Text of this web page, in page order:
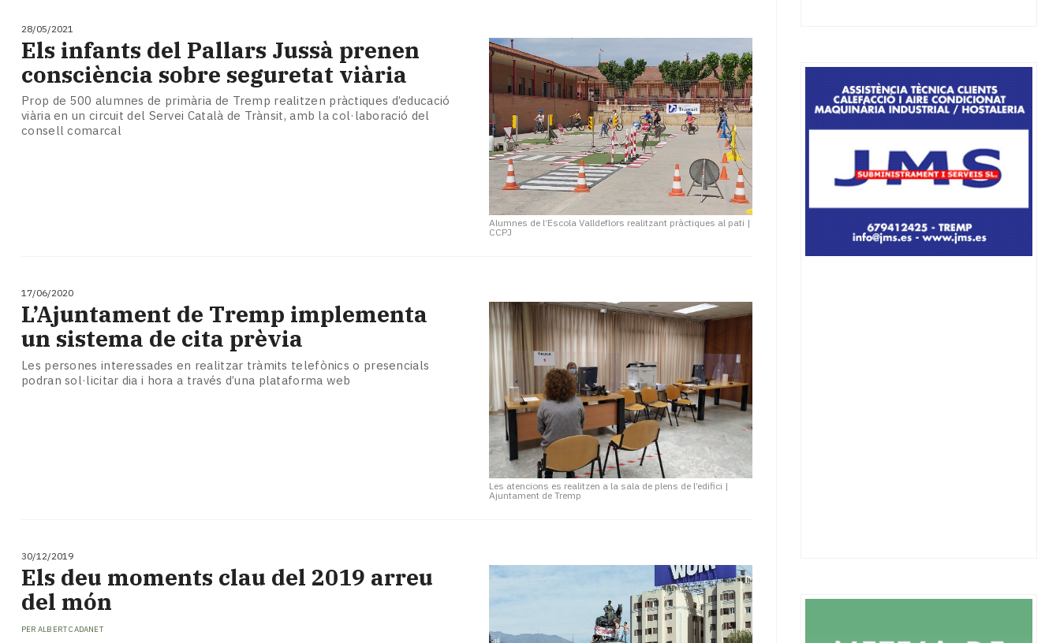
28/05/2021
Alumnes de l’Escola Valldeflors realitzant pràctiques al pati |
CCPJ
​Els infants del Pallars Jussà prenen
consciència sobre seguretat viària
Prop de 500 alumnes de primària de Tremp realitzen pràctiques d’educació
viària en un circuit del Servei Català de Trànsit, amb la col·laboració del
consell comarcal
17/06/2020
Les atencions es realitzen a la sala de plens de l’edifici |
Ajuntament de Tremp
L’Ajuntament de Tremp implementa
un sistema de cita prèvia
Les persones interessades en realitzar tràmits telefònics o presencials
podran sol·licitar dia i hora a través d’una plataforma web
30/12/2019
Els deu moments clau del 2019 arreu
del món
PER ALBERT CADANET